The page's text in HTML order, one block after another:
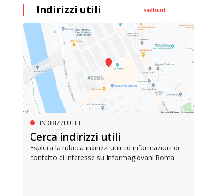
Indirizzi utili Vedi tutti
INDIRIZZI UTILI
Cerca indirizzi utili
Esplora la rubrica indirizzi utili ed informazioni di
contatto di interesse su Informagiovani Roma